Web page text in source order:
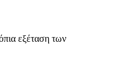
εξέταση των